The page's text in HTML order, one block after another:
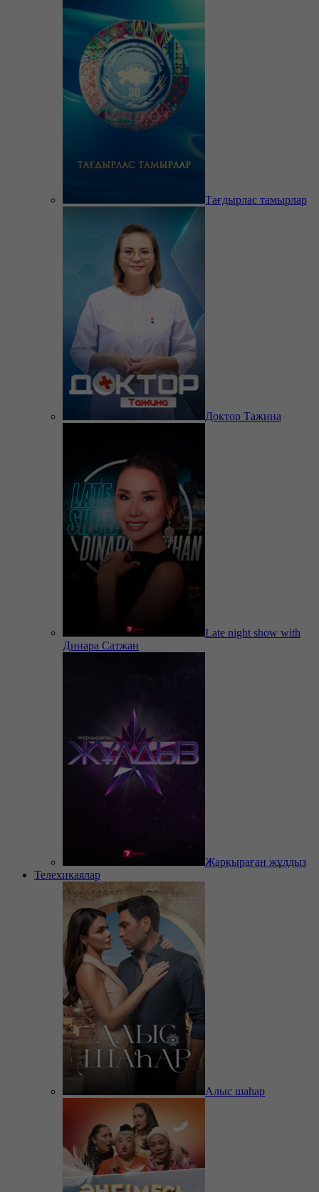
Тағдырлас тамырлар
Доктор Тажина
Late night show with
Динара Сатжан
Жарқыраған жұлдыз
Телехикаялар
Алыс шаһар